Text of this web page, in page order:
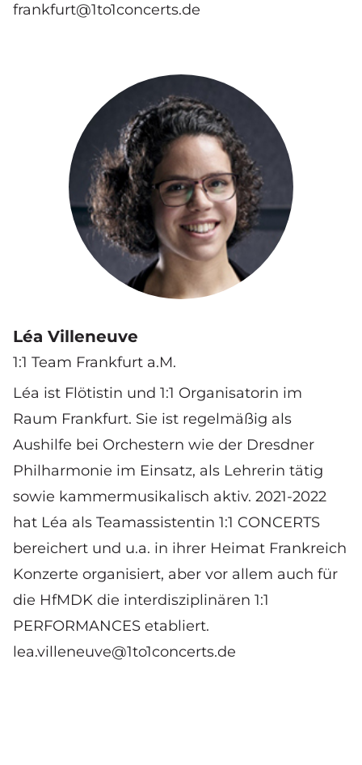
frankfurt@1to1concerts.de
Léa Villeneuve
1:1 Team Frankfurt a.M.
Léa ist Flötistin und 1:1 Organisatorin im
Raum Frankfurt. Sie ist regelmäßig als
Aushilfe bei Orchestern wie der Dresdner
Philharmonie im Einsatz, als Lehrerin tätig
sowie kammermusikalisch aktiv. 2021-2022
hat Léa als Teamassistentin 1:1 CONCERTS
bereichert und u.a. in ihrer Heimat Frankreich
Konzerte organisiert, aber vor allem auch für
die HfMDK die interdisziplinären 1:1
PERFORMANCES etabliert.
lea.villeneuve@1to1concerts.de